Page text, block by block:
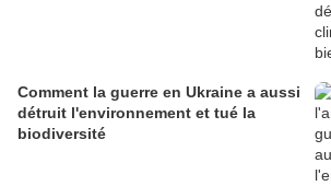
Comment la guerre en Ukraine a aussi
détruit l'environnement et tué la
biodiversité